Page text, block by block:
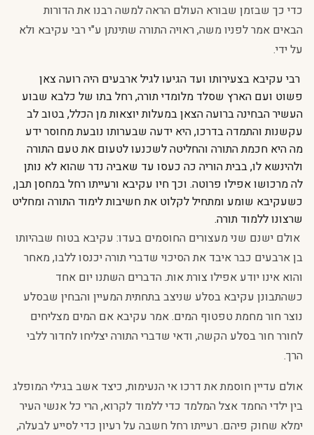
כדי כך שבזמן שבורא העולם הראה למשה רבנו את הדורות
הבאים אמר לפניו משה, ראויה התורה שתינתן ע"י רבי עקיבא ולא
על ידי.
רבי עקיבא בצעירותו ועד הגיעו לגיל ארבעים היה רועה צאן
פשוט ועם הארץ שסלד מלומדי תורה, רחל בתו של כלבא שבוע
העשיר הבחינה ברועה הצאן במעלות יוצאות מן הכלל, בטוב לב
עקשנות והתמדה בדרכו, היא ידעה שבערותו נובעת מחוסר ידע
מה היא חכמת התורה והחליטה לשכנעו לטעום את טעם התורה
ולהינשא לו, בבית הוריה כה כעסו עד שאביה נדר שהוא לא נותן
לה מרכושו אפילו פרוטה. וכך חיו עקיבא ורעייתו רחל במחסן תבן,
כשעקיבא שומע ומתחיל לקלוט את חשיבות לימוד התורה ומחליט
שרצונו ללמוד תורה.
אולם ישנם שני מעצורים החוסמים בעדו: עקיבא בטוח שבהיותו
בן ארבעים כבר איבד את הסיכוי שדברי תורה יכנסו ללבו, מאחר
והוא אינו יודע אפילו צורת אות. הדברים השתנו יום אחד
כשהתבונן עקיבא בסלע שניצב בתחתית המעיין והבחין שבסלע
נוצר חור מחמת טפטוף המים. אמר עקיבא אם המים מצליחים
לחורר חור בסלע הקשה, ודאי שדברי התורה יצליחו לחדור ללבי
הרך.
אולם עדיין חוסמת את דרכו אי הנעימות, כיצד אשב בגילי המופלג
בין ילדי החמד אצל המלמד כדי ללמוד לקרוא, הרי כל אנשי העיר
ימלא שחוק פיהם. רעייתו רחל חשבה על רעיון כדי לסייע לבעלה,